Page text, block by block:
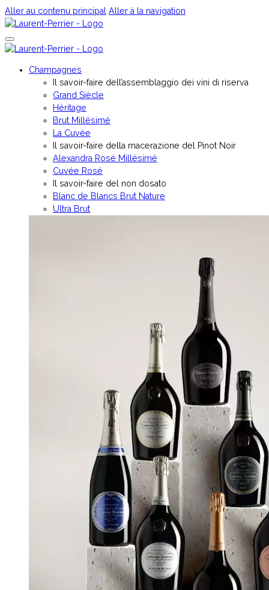
Aller au contenu principal Aller à la navigation
Champagnes
Il savoir-faire dell’assemblaggio dei vini di riserva
Grand Siècle
Héritage
Brut Millésimé
La Cuvée
Il savoir-faire della macerazione del Pinot Noir
Alexandra Rosé Millésimé
Cuvée Rosé
Il savoir-faire del non dosato
Blanc de Blancs Brut Nature
Ultra Brut